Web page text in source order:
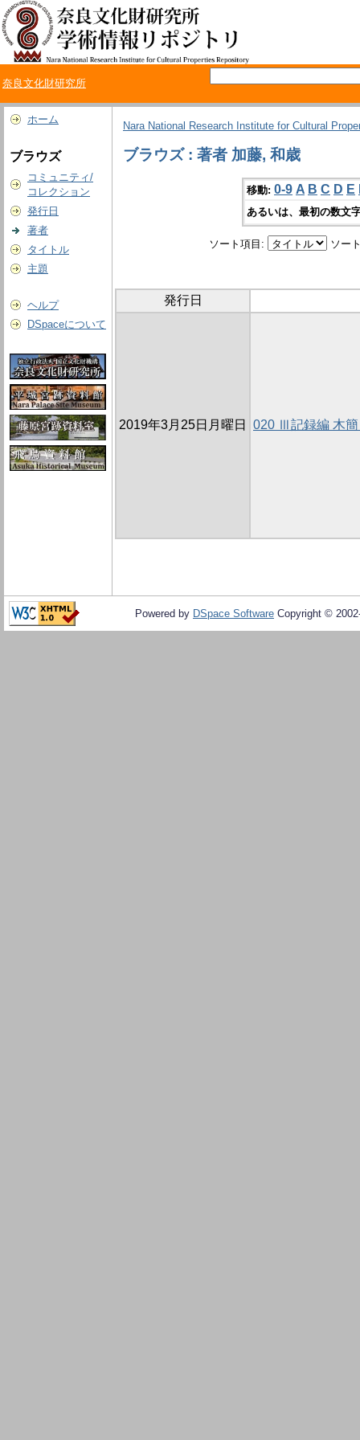
奈良文化財研究所
ホーム
ブラウズ
コミュニティ/
コレクション
発行日
著者
タイトル
主題
ヘルプ
DSpaceについて
Nara National Research Institute for Cultural
ブラウズ : 著者 加藤, 和歳
移動: 0-9 A B C D E
あるいは、最初の数文
ソート項目: ソー
発行日
2019年3月25日月曜日 020 Ⅲ記録編 木簡
Powered by DSpace Software Copyright ©